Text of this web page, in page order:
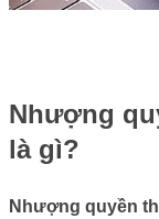
Nhượng
là gì?
Nhượng quyền